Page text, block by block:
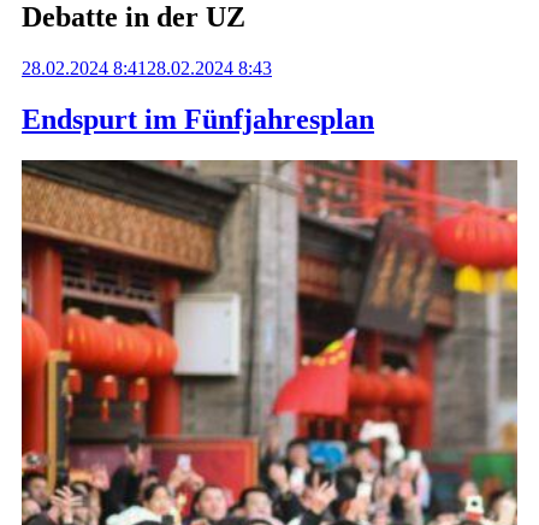
Debatte in der UZ
Endspurt im Fünfjahresplan
28.02.2024 8:41 28.02.2024 8:43